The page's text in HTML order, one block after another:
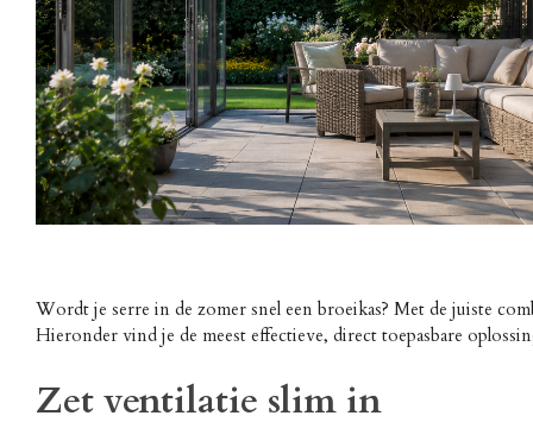
Wordt je serre in de zomer snel een broeikas? Met de juiste
Hieronder vind je de meest effectieve, direct toepasbare
Zet ventilatie slim in